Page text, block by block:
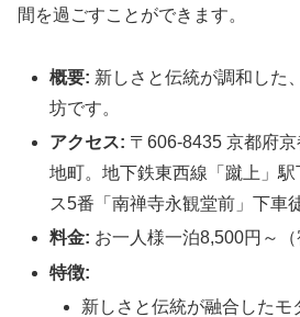
間を過ごすことができます。
概要: 新しさと伝統が調和した
坊です。
アクセス: 〒606-8435 京都府
地町。地下鉄東西線「蹴上」
ス5番「南禅寺永観堂前」下車
料金: お一人様一泊8,500円～（
特徴:
新しさと伝統が融合したモ